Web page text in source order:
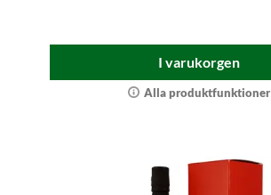
I varukorgen
Alla produktfunktioner